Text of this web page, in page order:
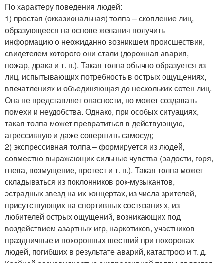
По характеру поведения людей:
1) простая (окказиональная) толпа – скопление лиц,
образующееся на основе желания получить
информацию о неожиданно возникшем происшествии,
свидетелем которого они стали (дорожная авария,
пожар, драка и т. п.). Такая толпа обычно образуется из
лиц, испытывающих потребность в острых ощущениях,
впечатлениях и объединяющая до нескольких сотен лиц.
Она не представляет опасности, но может создавать
помехи и неудобства. Однако, при особых ситуациях,
такая толпа может превратиться в действующую,
агрессивную и даже совершить самосуд;
2) экспрессивная толпа – формируется из людей,
совместно выражающих сильные чувства (радости, горя,
гнева, возмущение, протест и т. п.). Такая толпа может
складываться из поклонников рок-музыкантов,
эстрадных звезд на их концертах, из числа зрителей,
присутствующих на спортивных состязаниях, из
любителей острых ощущений, возникающих под
воздействием азартных игр, наркотиков, участников
праздничные и похоронных шествий при похоронах
людей, погибших в результате аварий, катастроф и т. д.